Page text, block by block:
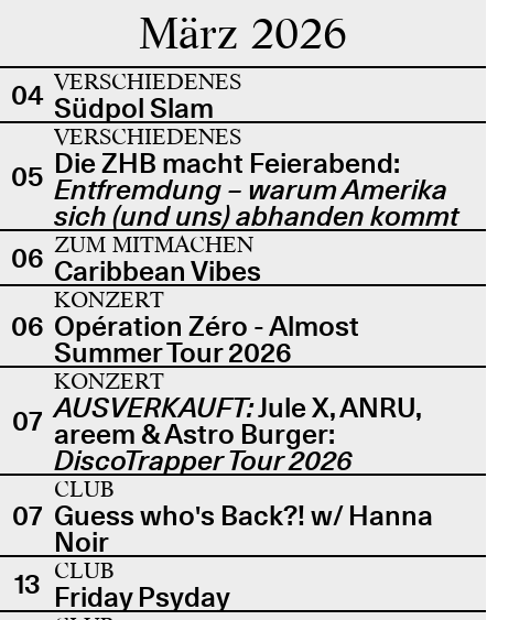
März 2026
04 VERSCHIEDENES
Südpol Slam
05
VERSCHIEDENES
Die ZHB macht Feierabend:
Entfremdung – warum Amerika
sich (und uns) abhanden kommt
06 ZUM MITMACHEN
Caribbean Vibes
06
KONZERT
Opération Zéro - Almost
Summer Tour 2026
07
KONZERT
AUSVERKAUFT:Jule X, ANRU,
areem & Astro Burger:
DiscoTrapper Tour 2026
07
CLUB
Guess who's Back?! w/ Hanna
Noir
13 CLUB
Friday Psyday